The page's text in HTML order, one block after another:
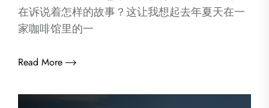
在诉说着怎样的故事？这让我想起去年夏天在一
家咖啡馆里的一
Read More